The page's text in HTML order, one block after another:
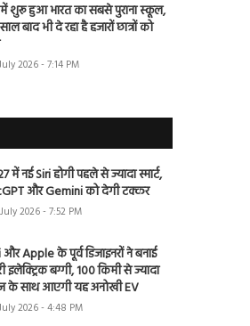
में शुरू हुआ भारत का सबसे पुराना स्कूल,
बाद भी दे रहा है हजारों छात्रों को
2026 - 7:14 PM
में नई Siri होगी पहले से ज्यादा स्मार्ट,
और Gemini को देगी टक्कर
2026 - 7:52 PM
Apple के पूर्व डिजाइनरों ने बनाई
इलेक्ट्रिक बग्गी, 100 किमी से ज्यादा
के साथ आएगी यह अनोखी EV
2026 - 4:48 PM